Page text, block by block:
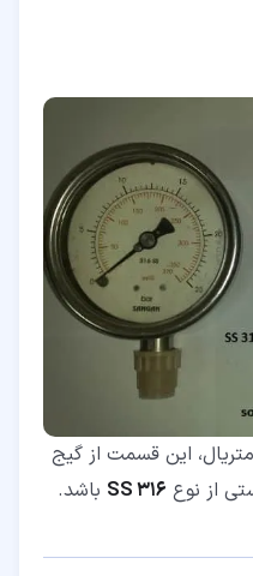
این قسمت از گیج
از نوع SS 316 باشد.